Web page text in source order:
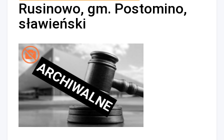
Rusinowo, gm. Postomino,
sławieński
ARCHIWALNE